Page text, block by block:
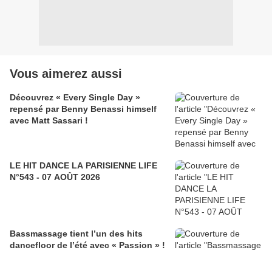
Vous aimerez aussi
Découvrez « Every Single Day »
repensé par Benny Benassi himself
avec Matt Sassari !
LE HIT DANCE LA PARISIENNE LIFE
N°543 - 07 AOÛT 2026
Bassmassage tient l’un des hits
dancefloor de l’été avec « Passion » !